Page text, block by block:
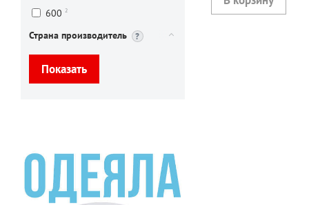
600 2
Страна производитель